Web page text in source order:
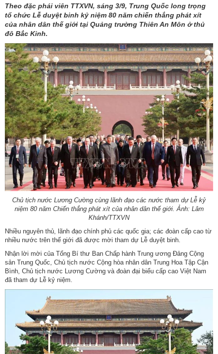
Theo đặc phái viên TTXVN, sáng 3/9, Trung Quốc long trọng
tổ chức Lễ duyệt binh kỷ niệm 80 năm chiến thắng phát xít
của nhân dân thế giới tại Quảng trường Thiên An Môn ở thủ
đô Bắc Kinh.
Chủ tịch nước Lương Cường cùng lãnh đạo các nước tham dự Lễ kỷ
niệm 80 năm Chiến thắng phát xít của nhân dân thế giới. Ảnh: Lâm
Khánh/TTXVN
Nhiều nguyên thủ, lãnh đạo chính phủ các quốc gia; các đoàn cấp cao từ
nhiều nước trên thế giới đã được mời tham dự Lễ duyệt binh.
Nhận lời mời của Tổng Bí thư Ban Chấp hành Trung ương Đảng Cộng
sản Trung Quốc, Chủ tịch nước Cộng hòa nhân dân Trung Hoa Tập Cận
Bình, Chủ tịch nước Lương Cường và đoàn đại biểu cấp cao Việt Nam
đã tham dự Lễ kỷ niệm.